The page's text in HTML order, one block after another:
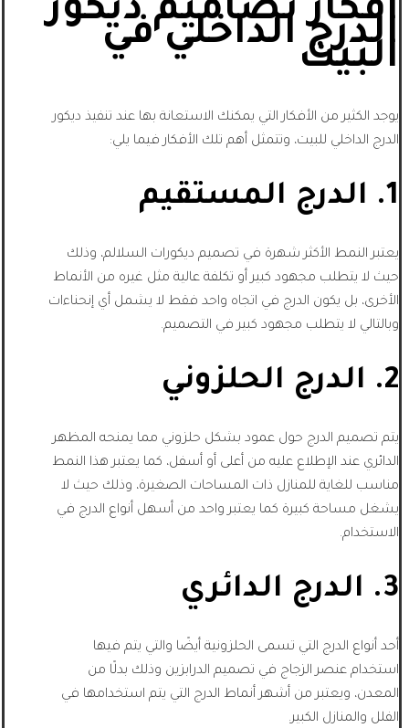
أفكار تصاميم ديكور
الدرج الداخلي في
البيت
يوجد الكثير من الأفكار التي يمكنك الاستعانة بها عند تنفيذ ديكور
الدرج الداخلي للبيت، وتتمثل أهم تلك الأفكار فيما يلي:
1. الدرج المستقيم
يعتبر النمط الأكثر شهرة في تصميم ديكورات السلالم، وذلك
حيث لا يتطلب مجهود كبير أو تكلفة عالية مثل غيره من الأنماط
الأخرى، بل يكون الدرج في اتجاه واحد فقط لا يشمل أي إنحناءات
وبالتالي لا يتطلب مجهود كبير في التصميم.
2. الدرج الحلزوني
يتم تصميم الدرج حول عمود بشكل حلزوني مما يمنحه المظهر
الدائري عند الإطلاع عليه من أعلى أو أسفل، كما يعتبر هذا النمط
مناسب للغاية للمنازل ذات المساحات الصغيرة، وذلك حيث لا
يشغل مساحة كبيرة كما يعتبر واحد من أسهل أنواع الدرج في
الاستخدام.
3. الدرج الدائري
أحد أنواع الدرج التي تسمى الحلزونية أيضًا والتي يتم فيها
استخدام عنصر الزجاج في تصميم الدرابزين وذلك بدلًا من
المعدن، ويعتبر من أشهر أنماط الدرج التي يتم استخدامها في
الفلل والمنازل الكبير.